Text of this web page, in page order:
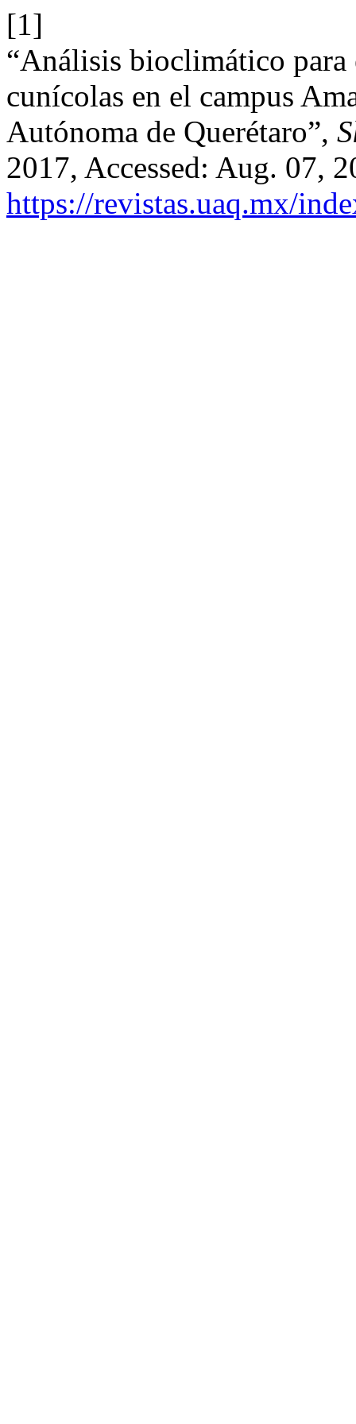
[1]
“Análisis bioclimático para
cunícolas en el campus
Autónoma de Querétaro”,
2017, Accessed: Aug. 07,
https://revistas.uaq.mx/